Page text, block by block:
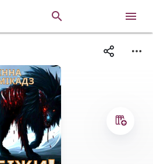
 